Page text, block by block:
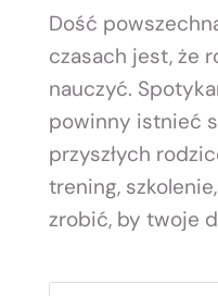
Dość
czasach jest, że
nauczyć.
powinny istnieć
przyszłych
trening,
zrobić, by twoje